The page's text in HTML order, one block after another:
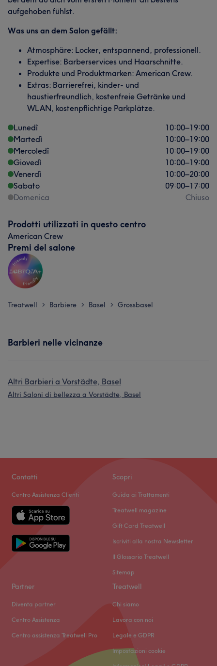
aufgehoben fühlst.
Was uns an dem Salon gefällt:
Atmosphäre: Locker, entspannend, professionell.
Expertise: Barberservices und Haarschnitte.
Produkte und Produktmarken: American Crew.
Extras: Barrierefrei, kinder- und
haustierfreundlich, kostenfreie Getränke und
WLAN, kostenpflichtige Parkplätze.
Lunedì
10:00–19:00
Martedì
10:00–19:00
Mercoledì
10:00–19:00
Giovedì
10:00–19:00
Venerdì
10:00–20:00
Sabato
09:00–17:00
Domenica
Chiuso
Prodotti utilizzati in questo centro
American Crew
Premi del salone
Treatwell > Barbiere > Basel > Grossbasel
Barbieri nelle vicinanze
Altri Barbieri a Vorstädte, Basel
Altri Saloni di bellezza a Vorstädte, Basel
Contatti
Centro Assistenza Clienti
Scopri
Guida ai Trattamenti
Treatwell magazine
Gift Card Treatwell
Iscriviti alla nostra Newsletter
Il Glossario Treatwell
Sitemap
Partner
Diventa partner
Centro Assistenza
Centro assistenza Treatwell Pro
Treatwell
Chi siamo
Lavora con noi
Legale e GDPR
Impostazioni cookie